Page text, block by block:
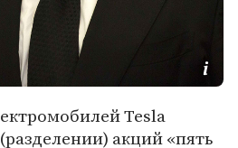
Tesla
акций «пять